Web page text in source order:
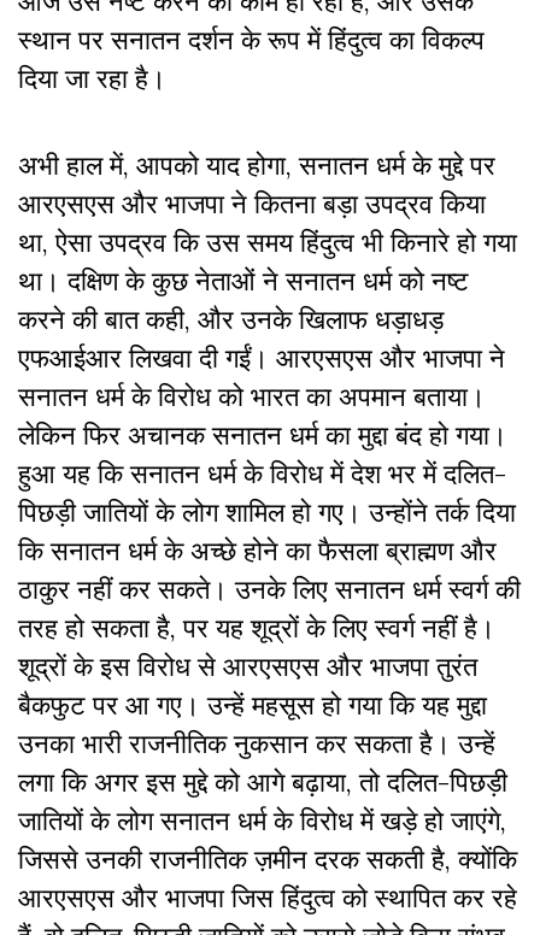
स्थान पर सनातन दर्शन के रूप में हिंदुत्व का विकल्प
दिया जा रहा है।
अभी हाल में, आपको याद होगा, सनातन धर्म के मुद्दे पर
आरएसएस और भाजपा ने कितना बड़ा उपद्रव किया
था, ऐसा उपद्रव कि उस समय हिंदुत्व भी किनारे हो गया
था। दक्षिण के कुछ नेताओं ने सनातन धर्म को नष्ट
करने की बात कही, और उनके खिलाफ धड़ाधड़
एफआईआर लिखवा दी गईं। आरएसएस और भाजपा ने
सनातन धर्म के विरोध को भारत का अपमान बताया।
लेकिन फिर अचानक सनातन धर्म का मुद्दा बंद हो गया।
हुआ यह कि सनातन धर्म के विरोध में देश भर में दलित-
पिछड़ी जातियों के लोग शामिल हो गए। उन्होंने तर्क दिया
कि सनातन धर्म के अच्छे होने का फैसला ब्राह्मण और
ठाकुर नहीं कर सकते। उनके लिए सनातन धर्म स्वर्ग की
तरह हो सकता है, पर यह शूद्रों के लिए स्वर्ग नहीं है।
शूद्रों के इस विरोध से आरएसएस और भाजपा तुरंत
बैकफुट पर आ गए। उन्हें महसूस हो गया कि यह मुद्दा
उनका भारी राजनीतिक नुकसान कर सकता है। उन्हें
लगा कि अगर इस मुद्दे को आगे बढ़ाया, तो दलित-पिछड़ी
जातियों के लोग सनातन धर्म के विरोध में खड़े हो जाएंगे,
जिससे उनकी राजनीतिक ज़मीन दरक सकती है, क्योंकि
आरएसएस और भाजपा जिस हिंदुत्व को स्थापित कर रहे